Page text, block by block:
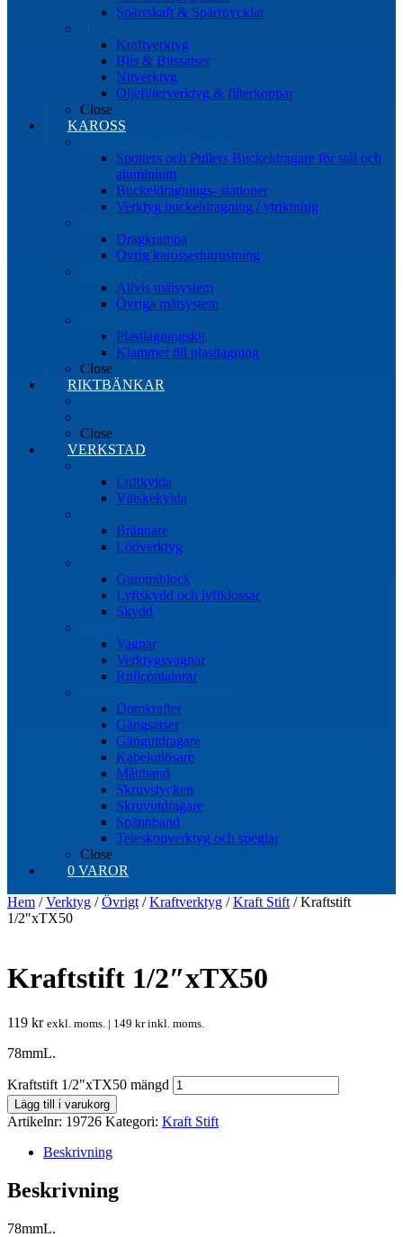
Spärrskaft & Spärrnycklar
Kraftverktyg
Bits & Bitssatser
Nitverktyg
Oljefilterverktyg & filterkoppar
Close
KAROSS
Spotters och Pullers Buckeldragare för stål och
aluminium
Buckeldragnings- stationer
Verktyg buckeldragning / ytriktning
Dragkrampa
Övrig karosseriutrustning
Allvis mätsystem
Övriga mätsystem
Plastlagningskit
Klammer till plastlagning
Close
RIKTBÄNKAR
Close
VERKSTAD
Luftkylda
Vätskekylda
Brännare
Lödverktyg
Gummiblock
Lyftskydd och lyftklossar
Skydd
Vagnar
Verktygsvagnar
Rullcontainrar
Domkrafter
Gängsatser
Gängutdragare
Kabelutlösare
Måttband
Skruvstycken
Skruvutdragare
Spännband
Teleskopverktyg och speglar
Close
0 VAROR
Hem /Verktyg /Övrigt /Kraftverktyg /Kraft Stift / Kraftstift
1/2″xTX50
Kraftstift 1/2″xTX50
119 kr exkl. moms. | 149 krinkl. moms.
78mmL.
Kraftstift 1/2"xTX50 mängd
Lägg till i varukorg
Artikelnr: 19726 Kategori: Kraft Stift
Beskrivning
Beskrivning
78mmL.